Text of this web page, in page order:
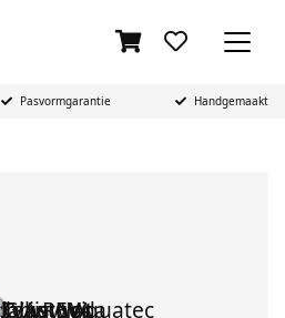
Pasvormgarantie Handgemaakt